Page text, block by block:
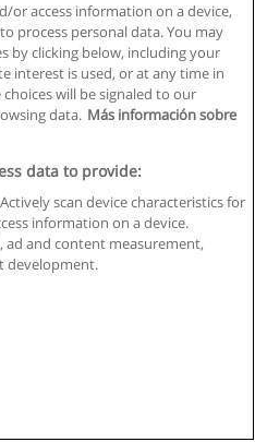
информации
S.L. - CIF : B-95610580: -
or access information on a device,
process personal data. You may
by clicking below, including your
interest is used, or at any time in
will be signaled to our
data. Más información sobre
data to provide:
scan device characteristics for
information on a device.
ad and content measurement,
development.